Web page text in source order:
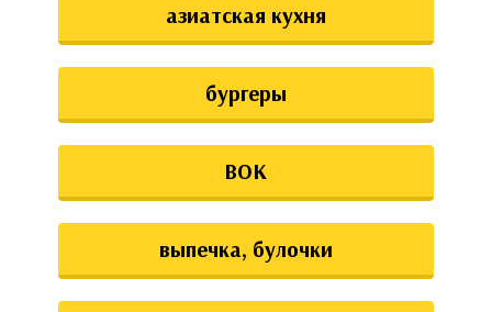
азиатская кухня
бургеры
ВОК
выпечка, булочки